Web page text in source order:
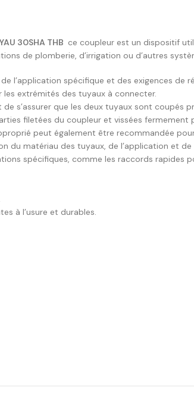
30SHA THB ce coupleur est un dispositif
de plomberie, d’irrigation ou d’autres
l’application spécifique et des exigences de
extrémités des tuyaux à connecter.
s’assurer que les deux tuyaux sont
filetées du coupleur et vissées fermement
peut également être recommandée
du matériau des tuyaux, de l’application et
spécifiques, comme les raccords rapides
à l’usure et durables.